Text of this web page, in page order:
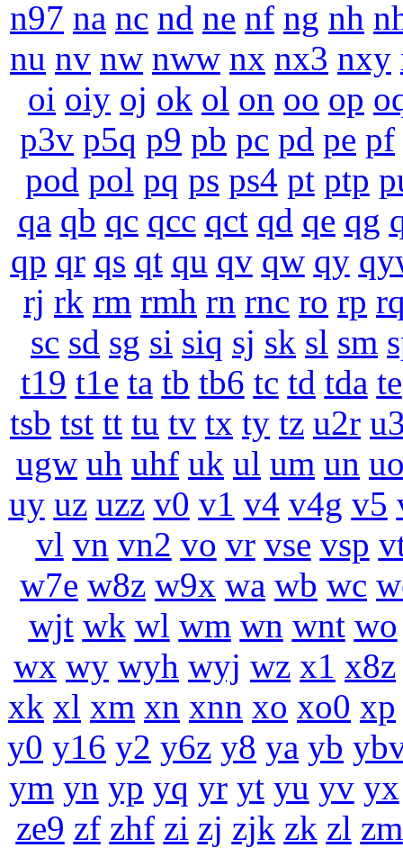
n97 na nc nd ne nf ng nh
nu nv nw nww nx nx3 nxy
oi oiy oj ok ol on oo op
p3v p5q p9 pb pc pd pe pf
pod pol pq ps ps4 pt ptp
qa qb qc qcc qct qd qe qg
qp qr qs qt qu qv qw qy
rj rk rm rmh rn rnc ro rp
sc sd sg si siq sj sk sl sm
t19 t1e ta tb tb6 tc td tda te
tsb tst tt tu tv tx ty tz u2r
ugw uh uhf uk ul um un
uy uz uzz v0 v1 v4 v4g v5
vl vn vn2 vo vr vse vsp
w7e w8z w9x wa wb wc
wjt wk wl wm wn wnt wo
wx wy wyh wyj wz x1 x8z
xk xl xm xn xnn xo xo0 xp
y0 y16 y2 y6z y8 ya yb
ym yn yp yq yr yt yu yv yx
ze9 zf zhf zi zj zjk zk zl zm